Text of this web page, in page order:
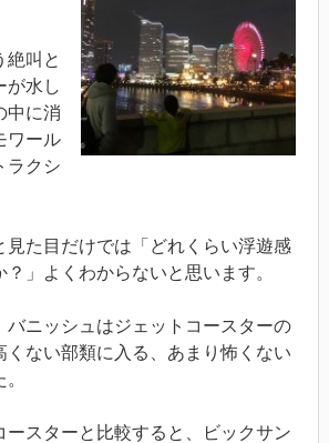
絶叫と
が水し
中に消
ワール
ラクシ
見た目だけでは「どれくらい浮遊感
」よくわからないと思います。
バニッシュはジェットコースターの
くない部類に入る、あまり怖くない
ースターと比較すると、ビックサン